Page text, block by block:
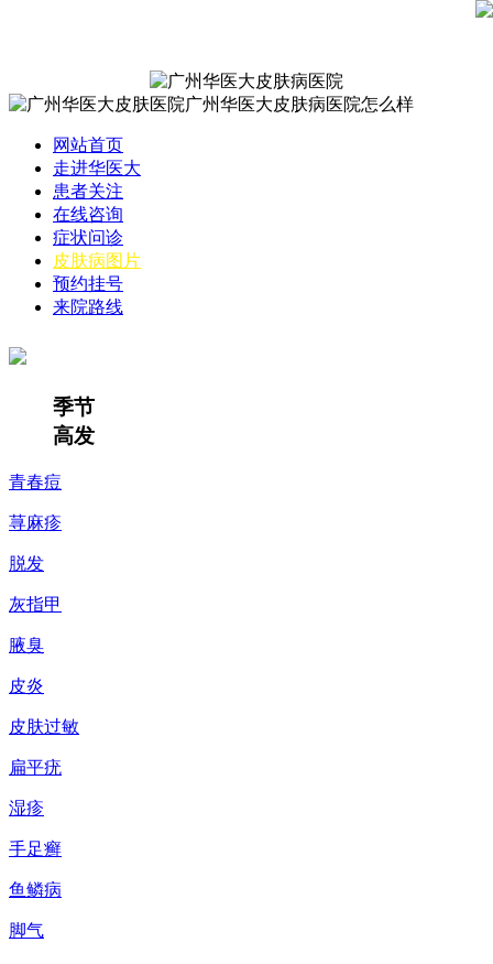
网站首页
走进华医大
患者关注
在线咨询
症状问诊
皮肤病图片
预约挂号
来院路线
季节
高发
青春痘
荨麻疹
脱发
灰指甲
腋臭
皮炎
皮肤过敏
扁平疣
湿疹
手足癣
鱼鳞病
脚气